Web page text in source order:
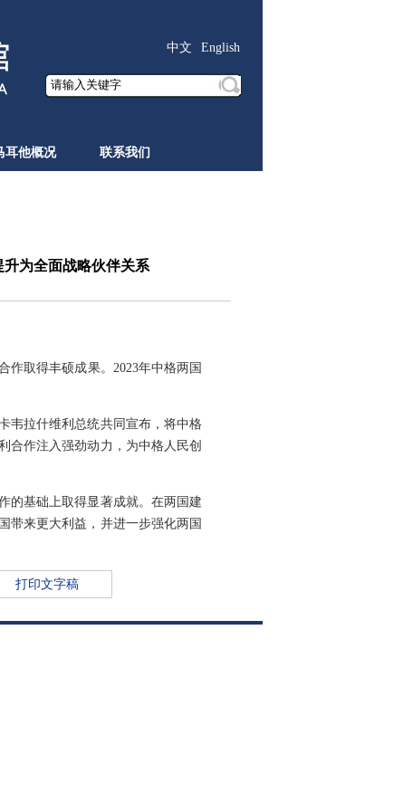
English
中文
耳他概况 联系我们
为全面战略伙伴关系
作取得丰硕成果。2023年中格两国
韦拉什维利总统共同宣布，将中格
合作注入强劲动力，为中格人民创
的基础上取得显著成就。在两国建
带来更大利益，并进一步强化两国
打印文字稿